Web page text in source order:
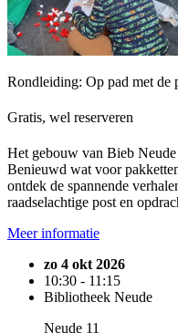
Rondleiding: Op pad met de
Gratis, wel reserveren
Het gebouw van Bieb
Benieuwd wat voor
ontdek de spannende
raadselachtige post en
Meer informatie
zo 4 okt 2026
10:30 - 11:15
Bibliotheek Neude
Neude 11